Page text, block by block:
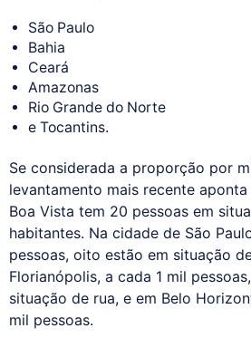
São Paulo
Bahia
Ceará
Amazonas
Rio Grande do Norte
e Tocantins.
Se considerada a proporção por
levantamento mais recente
Boa Vista tem 20 pessoas em
habitantes. Na cidade de São
pessoas, oito estão em situação
Florianópolis, a cada 1 mil
situação de rua, e em Belo
mil pessoas.